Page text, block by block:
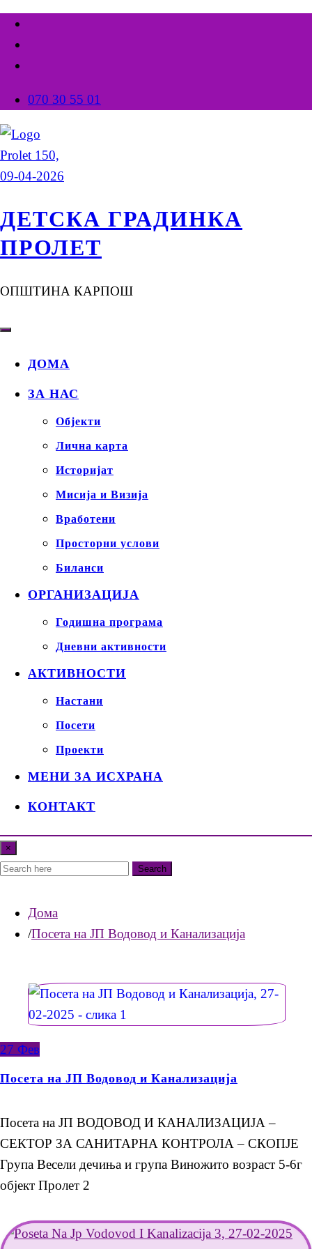
070 30 55 01
ДЕТСКА ГРАДИНКА
ПРОЛЕТ
ОПШТИНА КАРПОШ
ДОМА
ЗА НАС
Објекти
Лична карта
Историјат
Мисија и Визија
Вработени
Просторни услови
Биланси
ОРГАНИЗАЦИЈА
Годишна програма
Дневни активности
АКТИВНОСТИ
Настани
Посети
Проекти
МЕНИ ЗА ИСХРАНА
КОНТАКТ
×
Search
Дома
Посета на ЈП Водовод и Канализација
27 Фев
Посета на ЈП Водовод и Канализација
Посета на ЈП ВОДОВОД И КАНАЛИЗАЦИЈА –
СЕКТОР ЗА САНИТАРНА КОНТРОЛА – СКОПЈЕ
Група Весели дечиња и група Виножито возраст 5-6г
објект Пролет 2